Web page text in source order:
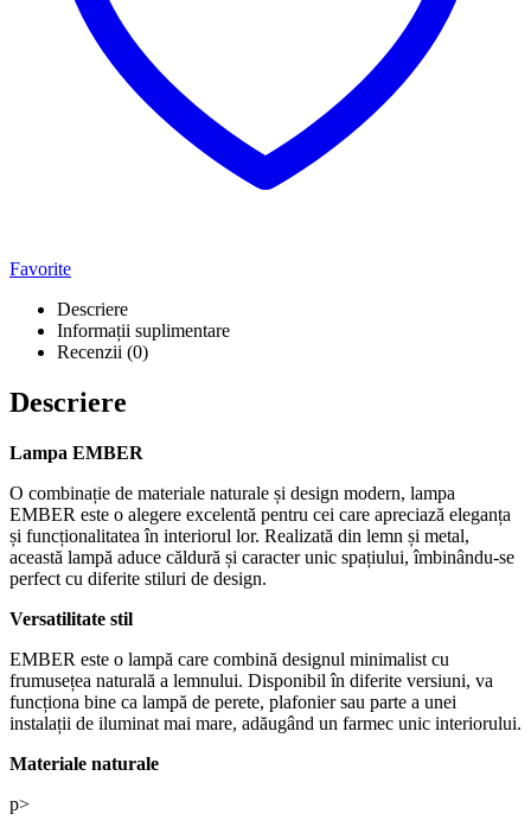
Favorite
Descriere
Informații suplimentare
Recenzii (0)
Descriere
Lampa EMBER
O combinație de materiale naturale și design modern, lampa
EMBER este o alegere excelentă pentru cei care apreciază eleganța
și funcționalitatea în interiorul lor. Realizată din lemn și metal,
această lampă aduce căldură și caracter unic spațiului, îmbinându-se
perfect cu diferite stiluri de design.
Versatilitate stil
EMBER este o lampă care combină designul minimalist cu
frumusețea naturală a lemnului. Disponibil în diferite versiuni, va
funcționa bine ca lampă de perete, plafonier sau parte a unei
instalații de iluminat mai mare, adăugând un farmec unic interiorului.
Materiale naturale
p>